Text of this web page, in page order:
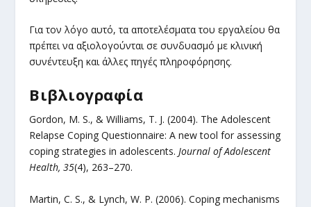
Για τον λόγο αυτό, τα αποτελέσματα του εργαλείου θα
πρέπει να αξιολογούνται σε συνδυασμό με κλινική
συνέντευξη και άλλες πηγές πληροφόρησης.
Βιβλιογραφία
Gordon, M. S., & Williams, T. J. (2004). The Adolescent
Relapse Coping Questionnaire: A new tool for assessing
coping strategies in adolescents.Journal of Adolescent
Health, 35(4), 263–270.
Martin, C. S., & Lynch, W. P. (2006). Coping mechanisms